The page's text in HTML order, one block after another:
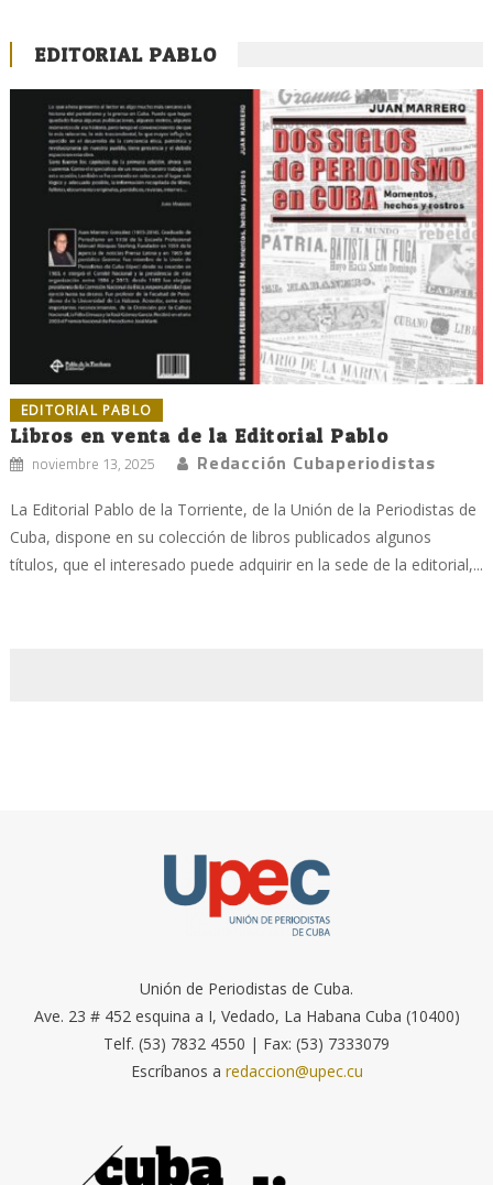
EDITORIAL PABLO
EDITORIAL PABLO
Libros en venta de la Editorial Pablo
noviembre 13, 2025 Redacción Cubaperiodistas
La Editorial Pablo de la Torriente, de la Unión de la Periodistas de
Cuba, dispone en su colección de libros publicados algunos
títulos, que el interesado puede adquirir en la sede de la editorial,...
Unión de Periodistas de Cuba.
Ave. 23 # 452 esquina a I, Vedado, La Habana Cuba (10400)
Telf. (53) 7832 4550 | Fax: (53) 7333079
Escríbanos a redaccion@upec.cu